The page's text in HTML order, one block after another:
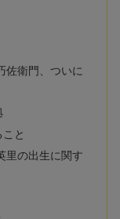
佐衛門、ついに
と
里の出生に関す